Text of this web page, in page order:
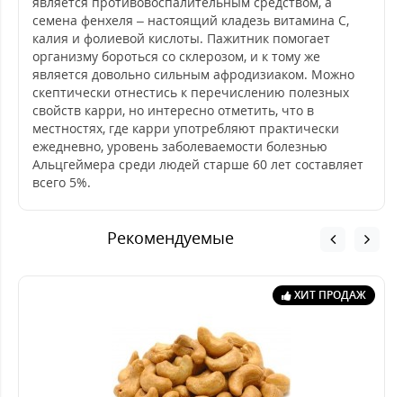
семена фенхеля – настоящий кладезь витамина С,
калия и фолиевой кислоты. Пажитник помогает
организму бороться со склерозом, и к тому же
является довольно сильным афродизиаком. Можно
скептически отнестись к перечислению полезных
свойств карри, но интересно отметить, что в
местностях, где карри употребляют практически
ежедневно, уровень заболеваемости болезнью
Альцгеймера среди людей старше 60 лет составляет
всего 5%.
Рекомендуемые
ХИТ ПРОДАЖ